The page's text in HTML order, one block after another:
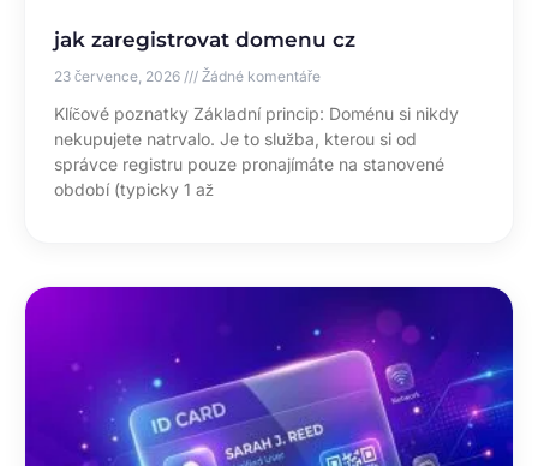
jak zaregistrovat domenu cz
23 července, 2026 Žádné komentáře
Klíčové poznatky Základní princip: Doménu si nikdy
nekupujete natrvalo. Je to služba, kterou si od
správce registru pouze pronajímáte na stanovené
období (typicky 1 až